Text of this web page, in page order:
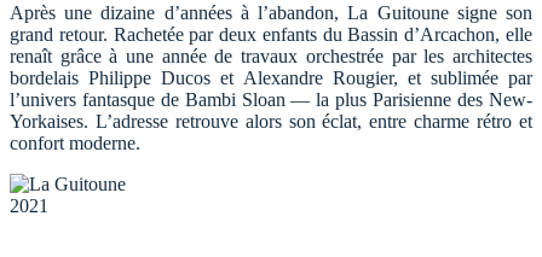
Après une dizaine d’années à l’abandon, La Guitoune signe son
grand retour. Rachetée par deux enfants du Bassin d’Arcachon, elle
renaît grâce à une année de travaux orchestrée par les architectes
bordelais Philippe Ducos et Alexandre Rougier, et sublimée par
l’univers fantasque de Bambi Sloan — la plus Parisienne des New-
Yorkaises. L’adresse retrouve alors son éclat, entre charme rétro et
confort moderne.
2021